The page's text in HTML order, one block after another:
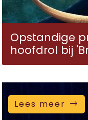
Opstandige
hoofdrol bij
Lees meer